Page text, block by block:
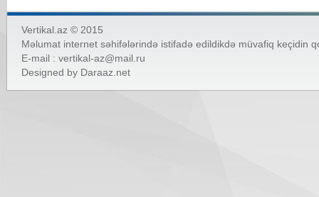
Vertikal.az © 2015
Məlumat internet səhifələrində istifadə edildikdə müvafiq keçidin
E-mail : vertikal-az@mail.ru
Designed by Daraaz.net